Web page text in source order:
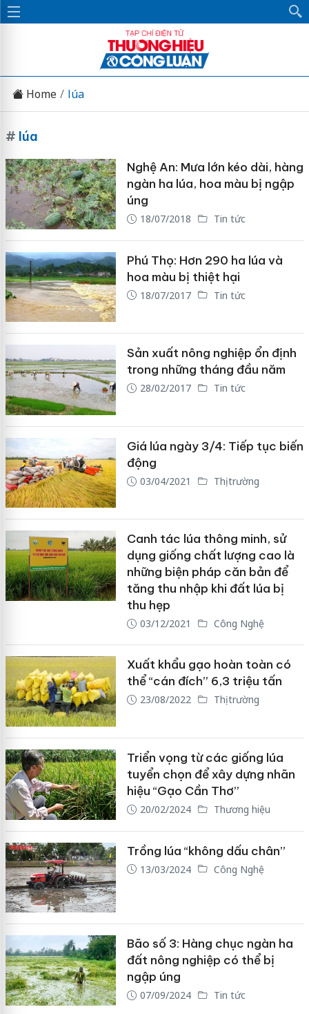
Home lúa
# lúa
Nghệ An: Mưa lớn kéo dài, hàng
ngàn ha lúa, hoa màu bị ngập
úng
18/07/2018 Tin tức
Phú Thọ: Hơn 290 ha lúa và
hoa màu bị thiệt hại
18/07/2017 Tin tức
Sản xuất nông nghiệp ổn định
trong những tháng đầu năm
28/02/2017 Tin tức
Giá lúa ngày 3/4: Tiếp tục biến
động
03/04/2021 Thị trường
Canh tác lúa thông minh, sử
dụng giống chất lượng cao là
những biện pháp căn bản để
tăng thu nhập khi đất lúa bị
thu hẹp
03/12/2021 Công Nghệ
Xuất khẩu gạo hoàn toàn có
thể “cán đích” 6,3 triệu tấn
23/08/2022 Thị trường
Triển vọng từ các giống lúa
tuyển chọn để xây dựng nhãn
hiệu “Gạo Cần Thơ”
20/02/2024 Thương hiệu
Trồng lúa “không dấu chân”
13/03/2024 Công Nghệ
Bão số 3: Hàng chục ngàn ha
đất nông nghiệp có thể bị
ngập úng
07/09/2024 Tin tức